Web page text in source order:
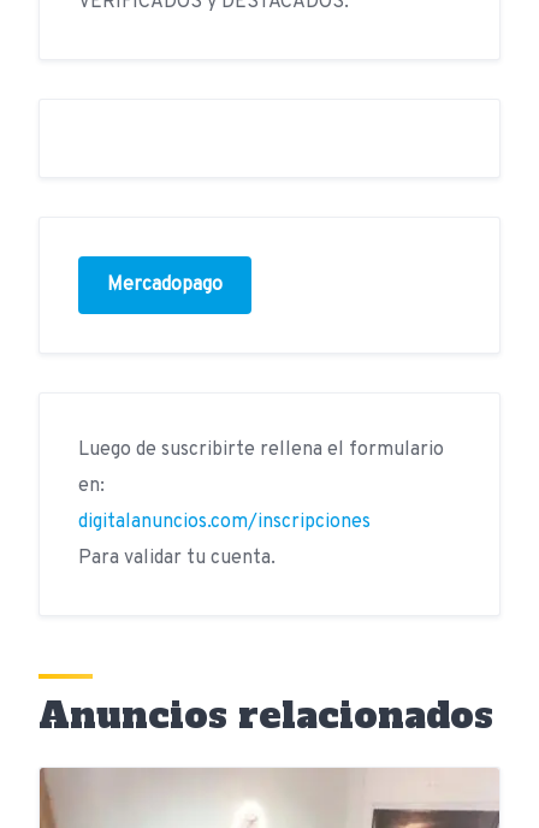
Mercadopago
Luego de suscribirte rellena el formulario
en:
digitalanuncios.com/inscripciones
Para validar tu cuenta.
Anuncios relacionados